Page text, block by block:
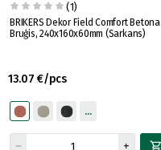
(1)
BRIKERS Dekor Field Comfort Betona
Bruģis, 240x160x60mm (Sarkans)
13.07 €/pcs